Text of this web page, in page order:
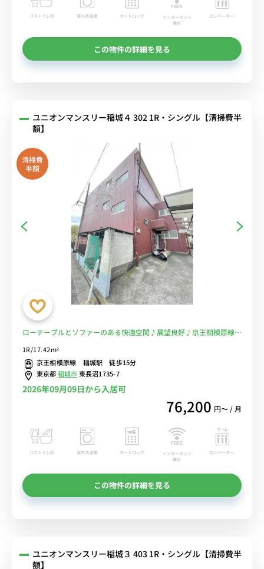
バストイレ別 室内洗濯機 オートロック
インターネット
無料
エレベーター
この物件の詳細を見る
ユニオンマンスリー稲城４ 302 1R・シングル【清掃費半
額】
清掃費
半額
ローテーブルとソファーのある快適空間♪展望良好♪京王相模原線と
ックスあり♪■選べるWi-Fi格安レンタル中！
1R/17.42m²
京王相模原線 稲城駅 徒歩15分
東京都稲城市東長沼1735-7
2026年09月09日から入居可
76,200 円〜 / 月
バストイレ別 室内洗濯機 オートロック
インターネット
無料
エレベーター
この物件の詳細を見る
ユニオンマンスリー稲城３ 403 1R・シングル【清掃費半
額】